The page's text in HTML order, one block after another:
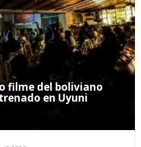
filme del boliviano
en Uyuni